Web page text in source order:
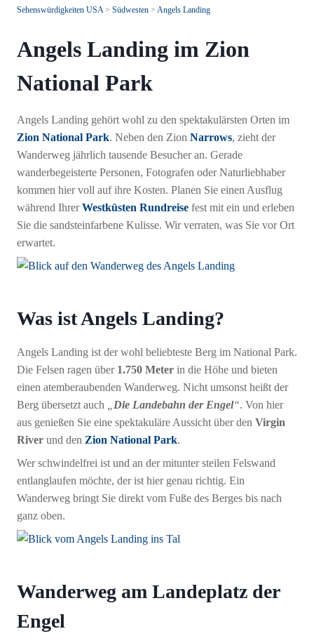
Sehenswürdigkeiten USA> Südwesten > Angels Landing
Angels Landing im Zion
National Park
Angels Landing gehört wohl zu den spektakulärsten Orten im
Zion National Park. Neben den Zion Narrows, zieht der
Wanderweg jährlich tausende Besucher an. Gerade
wanderbegeisterte Personen, Fotografen oder Naturliebhaber
kommen hier voll auf ihre Kosten. Planen Sie einen Ausflug
während IhrerWestküsten Rundreise fest mit ein und erleben
Sie die sandsteinfarbene Kulisse. Wir verraten, was Sie vor Ort
erwartet.
Was ist Angels Landing?
Angels Landing ist der wohl beliebteste Berg im National Park.
Die Felsen ragen über 1.750 Meter in die Höhe und bieten
einen atemberaubenden Wanderweg. Nicht umsonst heißt der
Berg übersetzt auch
Die Landebahn der Engel“. Von hier
aus genießen Sie eine spektakuläre Aussicht über den Virgin
River und den Zion National Park.
Wer schwindelfrei ist und an der mitunter steilen Felswand
entlanglaufen möchte, der ist hier genau richtig. Ein
Wanderweg bringt Sie direkt vom Fuße des Berges bis nach
ganz oben.
Wanderweg am Landeplatz der
Engel